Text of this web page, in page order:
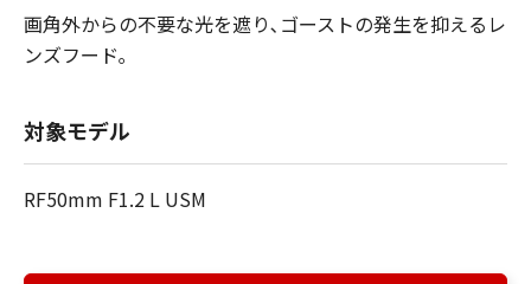
画角外からの不要な光を遮り､ゴーストの発生を抑えるレ
ンズフード｡
対象モデル
RF50mm F1.2 L USM